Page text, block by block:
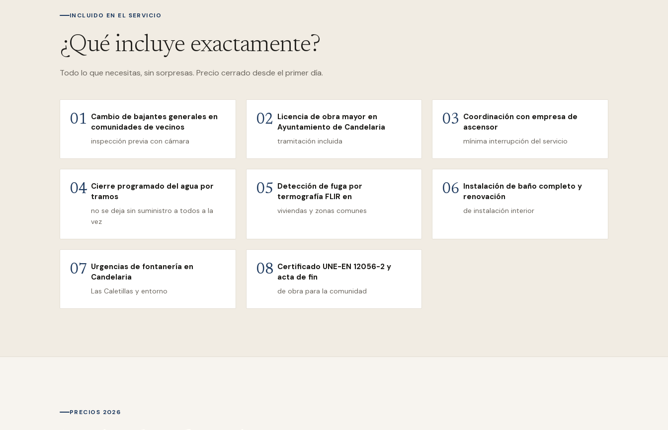
INCLUIDO EN EL SERVICIO
¿Qué incluye exactamente?
Todo lo que necesitas, sin sorpresas. Precio cerrado desde el primer día.
01 Cambio de bajantes generales en
comunidades de vecinos
inspección previa con cámara
02 Licencia de obra mayor en
Ayuntamiento de Candelaria
tramitación incluida
03 Coordinación con empresa de
ascensor
mínima interrupción del servicio
04 Cierre programado del agua por
tramos
no se deja sin suministro a todos a la
vez
05 Detección de fuga por
termografía FLIR en
viviendas y zonas comunes
06 Instalación de baño completo y
renovación
de instalación interior
07 Urgencias de fontanería en
Candelaria
Las Caletillas y entorno
08 Certificado UNE-EN 12056-2 y
acta de fin
de obra para la comunidad
PRECIOS 2026